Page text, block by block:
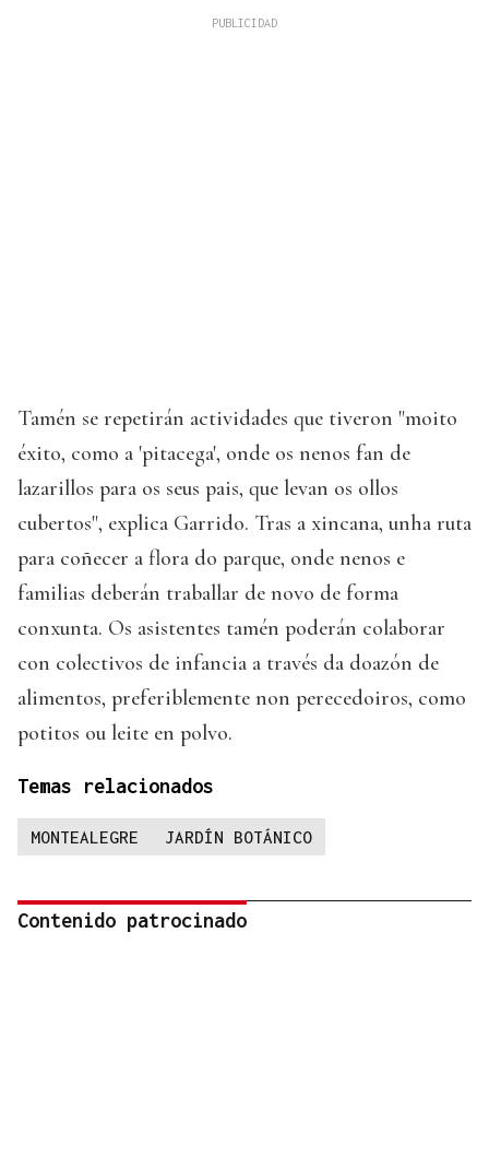
Tamén se repetirán actividades que tiveron "moito
éxito, como a 'pitacega', onde os nenos fan de
lazarillos para os seus pais, que levan os ollos
cubertos", explica Garrido. Tras a xincana, unha ruta
para coñecer a flora do parque, onde nenos e
familias deberán traballar de novo de forma
conxunta. Os asistentes tamén poderán colaborar
con colectivos de infancia a través da doazón de
alimentos, preferiblemente non perecedoiros, como
potitos ou leite en polvo.
Temas relacionados
MONTEALEGRE JARDÍN BOTÁNICO
Contenido patrocinado